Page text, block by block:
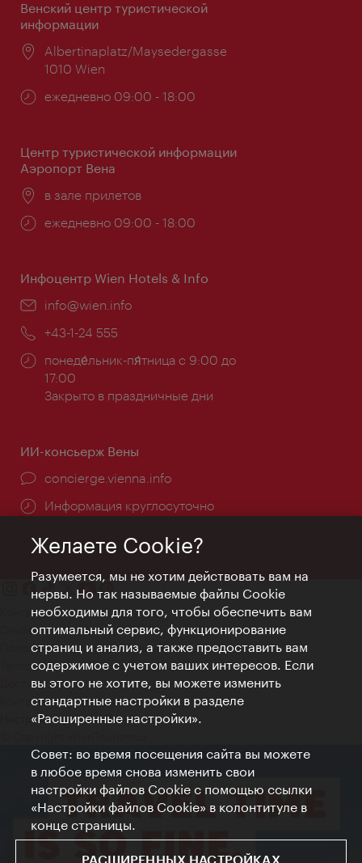
Венский центр туристической
информации
Расположение:
Albertinaplatz/Maysedergasse
1010 Wien
Часы
ежедневно 09:00 - 18:00
Центр туристической информации
Аэропорт Вена
Расположение:
в зале прилетов
Часы
ежедневно 09:00 - 18:00
Инфоцентр Wien Hotels & Info
Эл.
info@wien.info
Телефон:
+43-1-24 555
Часы
работы:
понеде́льник-пя́тница с 9:00 до
17:00
Закрыто в праздничные дни
ИИ-консьерж Вены
concierge.vienna.info
Информация круглосуточно
Контакт
Credits
Положение о конфиденциальности
Terms of Use
Доступность
Контакты для прессы
Настройки файлов Cookie
Желаете Cookie?
Разумеется, мы не хотим действовать вам на
нервы. Но так называемые файлы Cookie
необходимы для того, чтобы обеспечить вам
оптимальный сервис, функционирование
страниц и анализ, а также предоставить вам
содержимое с учетом ваших интересов. Если
вы этого не хотите, вы можете изменить
стандартные настройки в разделе
«Расширенные настройки».
Совет: во время посещения сайта вы можете
в любое время снова изменить свои
настройки файлов Cookie с помощью ссылки
«Настройки файлов Cookie» в колонтитуле в
конце страницы.
РАСШИРЕННЫХ НАСТРОЙКАХ